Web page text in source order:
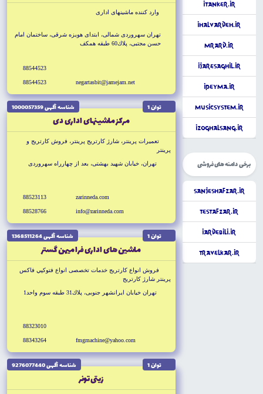
iTanker.ir
iHalvardeh.ir
MrArd.ir
iJareSaghil.ir
iPeyma.ir
MusicSystem.ir
iZoghalSang.ir
برخی دامنه های فروشی
SanjeshAfzar.ir
TestAfzar.ir
iArdebili.ir
TravelKar.ir
وارد كننده ماشينهاى ادارى
تهران سهروردى شمالى، ابتداى هويزه شرقى، ساختمان امام
حسن مجتبى، پلاك60 طبقه همكف
negartasbit@jamejam.net
88544523
88544523
توان 1 شناسه آگهى 1000057359
مركز ماشينهاى ادارى دى
تعميرات پرينتر، شارژ كارتريج پرينتر، فروش كارتريج و
پرينتر
تهران، خيابان شهيد بهشتى، بعد از چهارراه سهروردى
zarinneda.com
info@zarinneda.com
88523113
88528766
توان 1 شناسه آگهى 1368511264
ماشين هاى ادارى فرا ميهن گستر
فروش انواع كارتريج خدمات تخصصى انواع فتوكپي فاكس
پرينتر شارژ كارتريج
تهران خيابان ايرانشهر جنوبى، پلاك31 طبقه سوم واحد1
fmgmachine@yahoo.com
88323010
88343264
توان 1 شناسه آگهى 9276077440
زيتى تونر